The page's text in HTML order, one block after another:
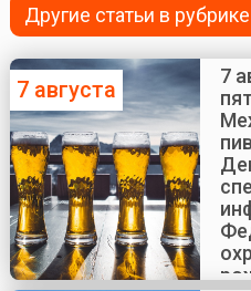
Другие статьи в
7 августа
7